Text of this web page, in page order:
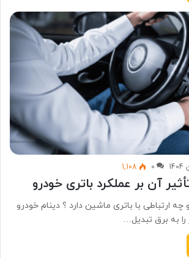
0
1,108
آن بر عملکرد باتری خودرو
ارتباطی با باتری ماشین دارد ؟ دینام خودرو
را به برق تبدیل…